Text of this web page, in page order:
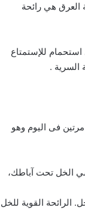
العرق هي رائحة
للإستمتاع
.
فى اليوم وهو
الخل تحت آباطك،
القوية للخل